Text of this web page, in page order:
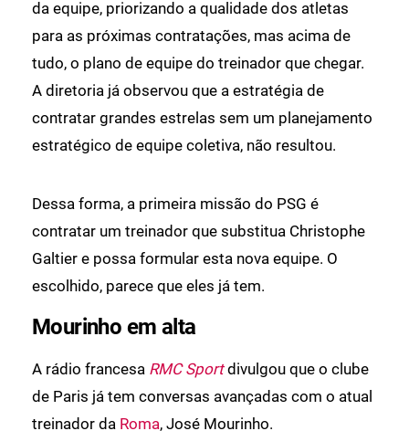
da equipe, priorizando a qualidade dos atletas
para as próximas contratações, mas acima de
tudo, o plano de equipe do treinador que chegar.
A diretoria já observou que a estratégia de
contratar grandes estrelas sem um planejamento
estratégico de equipe coletiva, não resultou.
Dessa forma, a primeira missão do PSG é
contratar um treinador que substitua Christophe
Galtier e possa formular esta nova equipe. O
escolhido, parece que eles já tem.
Mourinho em alta
A rádio francesa RMC Sportdivulgou que o clube
de Paris já tem conversas avançadas com o atual
treinador da Roma, José Mourinho.